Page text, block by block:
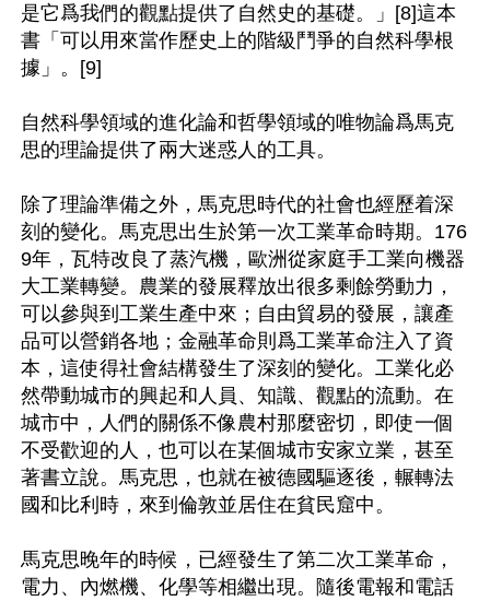
是它爲我們的觀點提供了自然史的基礎。」[8]這本
書「可以用來當作歷史上的階級鬥爭的自然科學根
據」。[9]
自然科學領域的進化論和哲學領域的唯物論爲馬克
思的理論提供了兩大迷惑人的工具。
除了理論準備之外，馬克思時代的社會也經歷着深
刻的變化。馬克思出生於第一次工業革命時期。176
9年，瓦特改良了蒸汽機，歐洲從家庭手工業向機器
大工業轉變。農業的發展釋放出很多剩餘勞動力，
可以參與到工業生產中來；自由貿易的發展，讓產
品可以營銷各地；金融革命則爲工業革命注入了資
本，這使得社會結構發生了深刻的變化。工業化必
然帶動城市的興起和人員、知識、觀點的流動。在
城市中，人們的關係不像農村那麼密切，即使一個
不受歡迎的人，也可以在某個城市安家立業，甚至
著書立說。馬克思，也就在被德國驅逐後，輾轉法
國和比利時，來到倫敦並居住在貧民窟中。
馬克思晚年的時候，已經發生了第二次工業革命，
電力、內燃機、化學等相繼出現。隨後電報和電話